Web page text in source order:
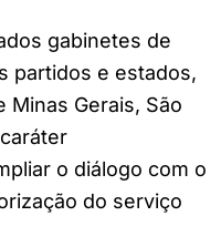
gabinetes de
partidos e estados,
Gerais, São
o diálogo com o
do serviço